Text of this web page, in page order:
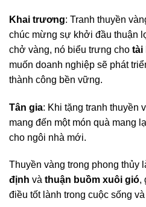
Khai trương: Tranh thuyền
chúc mừng sự khởi đầu thuận
chở vàng, nó biểu trưng cho tài
muốn doanh nghiệp sẽ phát
thành công bền vững.
Tân gia: Khi tặng tranh thuyền
mang đến một món quà mang
cho ngôi nhà mới.
Thuyền vàng trong phong thủy
định và thuận buồm xuôi gió,
điều tốt lành trong cuộc sống